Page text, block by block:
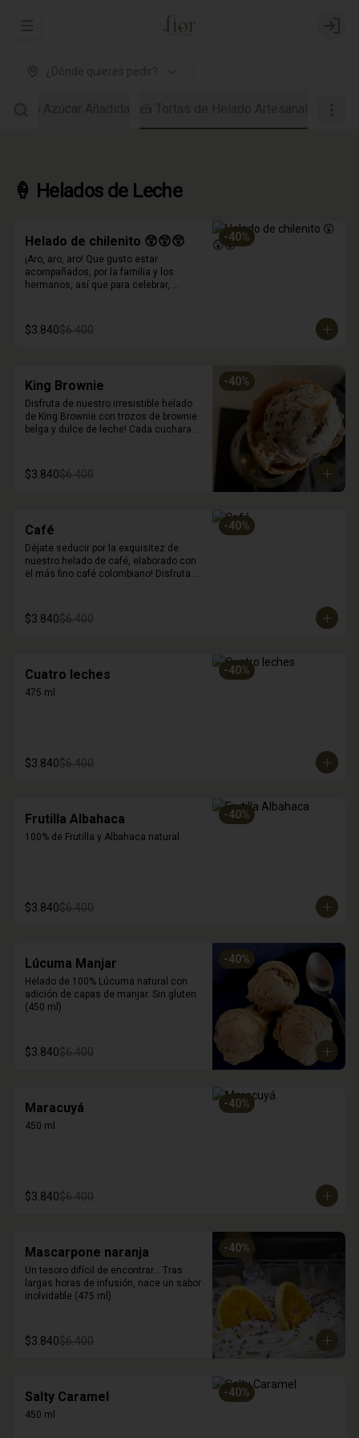
Abrir menu de navegación
¿Dónde quieres pedir?
🍦 Helados de Leche
-40%
Helado de chilenito 😲😲😲
¡Aro, aro, aro! Que gusto estar
acompañados, por la familia y los
hermanos, así que para celebrar,
$3.840$6.400
-40%
King Brownie
Disfruta de nuestro irresistible helado
de King Brownie con trozos de brownie
belga y dulce de leche! Cada cucharada
cremosidad del Fior di Latte se combina
perfectamente con los trozos de
deliciosa combinación de sabores. (450
ml)
$3.840$6.400
-40%
Café
Déjate seducir por la exquisitez de
nuestro helado de café, elaborado con
el más fino café colombiano! Disfruta
de postre y café en un solo lugar. 450
ml
$3.840$6.400
-40%
Cuatro leches
475 ml
$3.840$6.400
-40%
Frutilla Albahaca
100% de Frutilla y Albahaca natural.
$3.840$6.400
-40%
Lúcuma Manjar
Helado de 100% Lúcuma natural con
adición de capas de manjar. Sin gluten
(450 ml)
$3.840$6.400
-40%
Maracuyá
450 ml
$3.840$6.400
-40%
Mascarpone naranja
Un tesoro difícil de encontrar... Tras
largas horas de infusión, nace un sabor
inolvidable (475 ml)
$3.840$6.400
-40%
Salty Caramel
450 ml